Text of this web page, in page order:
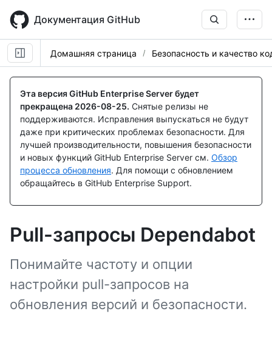
main
content
Документация GitHub
Домашняя страница Безопасность и качество
Эта версия GitHub Enterprise Server будет
прекращена 2026-08-25. Снятые релизы не
поддерживаются. Исправления выпускаться не будут
даже при критических проблемах безопасности. Для
лучшей производительности, повышения безопасности
и новых функций GitHub Enterprise Server см. Обзор
процесса обновления. Для помощи с обновлением
обращайтесь в GitHub Enterprise Support.
Pull-запросы Dependabot
Понимайте частоту и опции
настройки pull-запросов на
обновления версий и безопасности.